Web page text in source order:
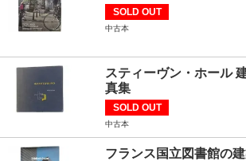
SOLD OUT
中古本
スティーヴン・ホール
真集
SOLD OUT
中古本
フランス国立図書館の